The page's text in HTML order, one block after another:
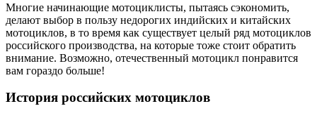
Многие начинающие мотоциклисты, пытаясь сэкономить,
делают выбор в пользу недорогих индийских и китайских
мотоциклов, в то время как существует целый ряд мотоциклов
российского производства, на которые тоже стоит обратить
внимание. Возможно, отечественный мотоцикл понравится
вам гораздо больше!
История российских мотоциклов